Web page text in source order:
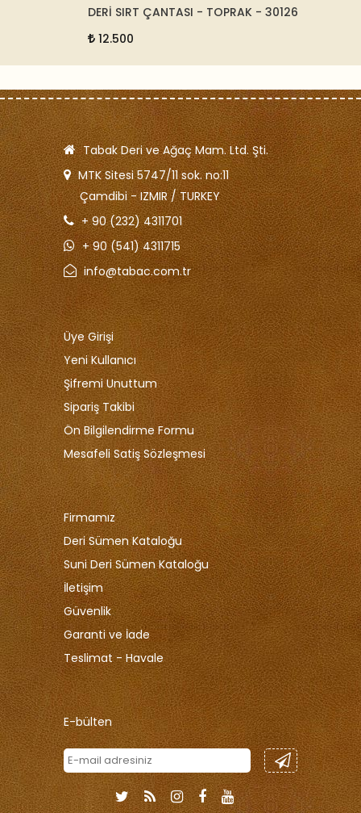
DERİ SIRT ÇANTASI - TOPRAK - 30126
12.500
Tabak Deri ve Ağaç Mam. Ltd. Şti.
MTK Sitesi 5747/11 sok. no:11
Çamdibi - IZMIR / TURKEY
+ 90 (232) 4311701
+ 90 (541) 4311715
info@tabac.com.tr
Üye Girişi
Yeni Kullanıcı
Şifremi Unuttum
Sipariş Takibi
Ön Bilgilendirme Formu
Mesafeli Satiş Sözleşmesi
Firmamız
Deri Sümen Kataloğu
Suni Deri Sümen Kataloğu
İletişim
Güvenlik
Garanti ve İade
Teslimat - Havale
E-bülten